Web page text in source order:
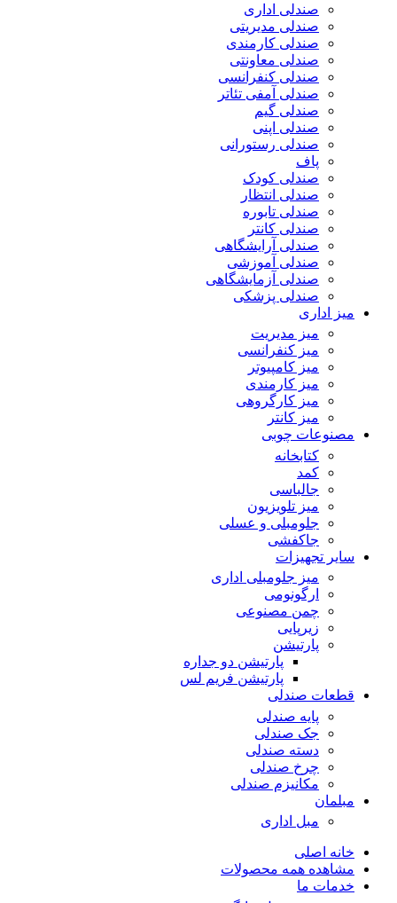
صندلی اداری
صندلی مدیریتی
صندلی کارمندی
صندلی معاونتی
صندلی کنفرانسی
صندلی آمفی تئاتر
صندلی گیم
صندلی اپنی
صندلی رستورانی
پاف
صندلی کودک
صندلی انتظار
صندلی تابوره
صندلی کانتر
صندلی آرایشگاهی
صندلی آموزشی
صندلی آزمایشگاهی
صندلی پزشکی
میز اداری
میز مدیریت
میز کنفرانسی
میز کامپیوتر
میز کارمندی
میز کارگروهی
میز کانتر
مصنوعات چوبی
کتابخانه
کمد
جالباسی
میز تلویزیون
جلومبلی و عسلی
جاکفشی
سایر تجهیزات
میز جلومبلی اداری
ارگونومی
چمن مصنوعی
زیرپایی
پارتیشن
پارتیشن دو جداره
پارتیشن فریم لس
قطعات صندلی
پایه صندلی
جک صندلی
دسته صندلی
چرخ صندلی
مکانیزم صندلی
مبلمان
مبل اداری
خانه اصلی
مشاهده همه محصولات
خدمات ما